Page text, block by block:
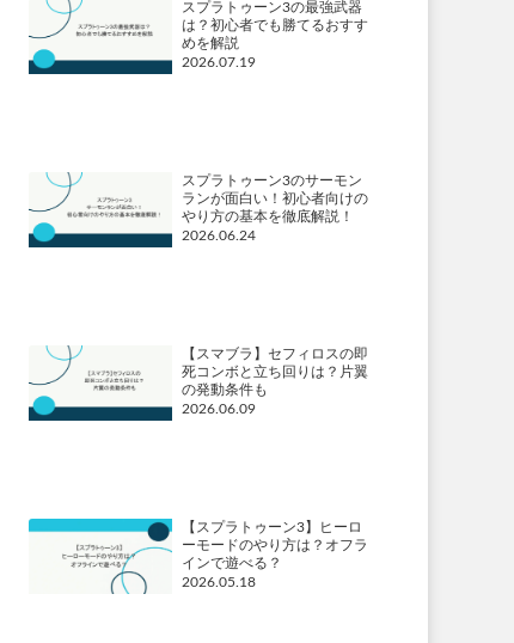
スプラトゥーン3の最強武器
は？初心者でも勝てるおすす
めを解説
2026.07.19
スプラトゥーン3のサーモン
ランが面白い！初心者向けの
やり方の基本を徹底解説！
2026.06.24
【スマブラ】セフィロスの即
死コンボと立ち回りは？片翼
の発動条件も
2026.06.09
【スプラトゥーン3】ヒーロ
ーモードのやり方は？オフラ
インで遊べる？
2026.05.18